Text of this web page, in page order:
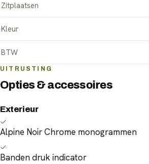
Zitplaatsen
Kleur
BTW
UITRUSTING
Opties & accessoires
Exterieur
Alpine Noir Chrome monogrammen
Banden druk indicator